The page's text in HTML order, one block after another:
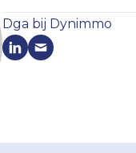
Dga bij Dynimmo